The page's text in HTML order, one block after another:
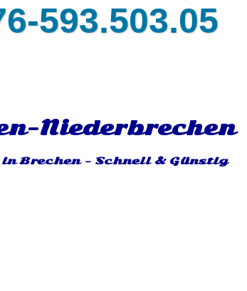
593.503.05
Niederbrechen
Brechen - Schnell & Günstig